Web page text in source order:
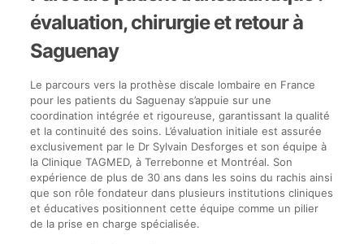
évaluation, chirurgie et retour à
Saguenay
Le parcours vers la prothèse discale lombaire en France
pour les patients du Saguenay s’appuie sur une
coordination intégrée et rigoureuse, garantissant la qualité
et la continuité des soins. L’évaluation initiale est assurée
exclusivement par le Dr Sylvain Desforges et son équipe à
la Clinique TAGMED, à Terrebonne et Montréal. Son
expérience de plus de 30 ans dans les soins du rachis ainsi
que son rôle fondateur dans plusieurs institutions cliniques
et éducatives positionnent cette équipe comme un pilier
de la prise en charge spécialisée.